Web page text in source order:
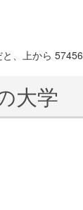
、上から
大学